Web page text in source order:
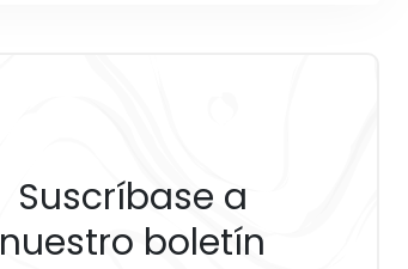
Suscríbase a
nuestro boletín